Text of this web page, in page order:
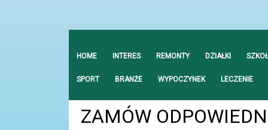
HOME INTERES REMONTY DZIAŁKI
SPORT BRANŻE WYPOCZYNEK LECZENIE
ZAMÓW